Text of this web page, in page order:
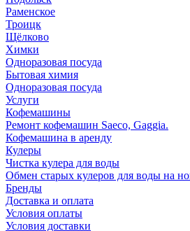
Раменское
Троицк
Щёлково
Химки
Одноразовая посуда
Бытовая химия
Одноразовая посуда
Услуги
Кофемашины
Ремонт кофемашин Saeco, Gaggia.
Кофемашина в аренду
Кулеры
Чистка кулера для воды
Обмен старых кулеров для воды на
Бренды
Доставка и оплата
Условия оплаты
Условия доставки